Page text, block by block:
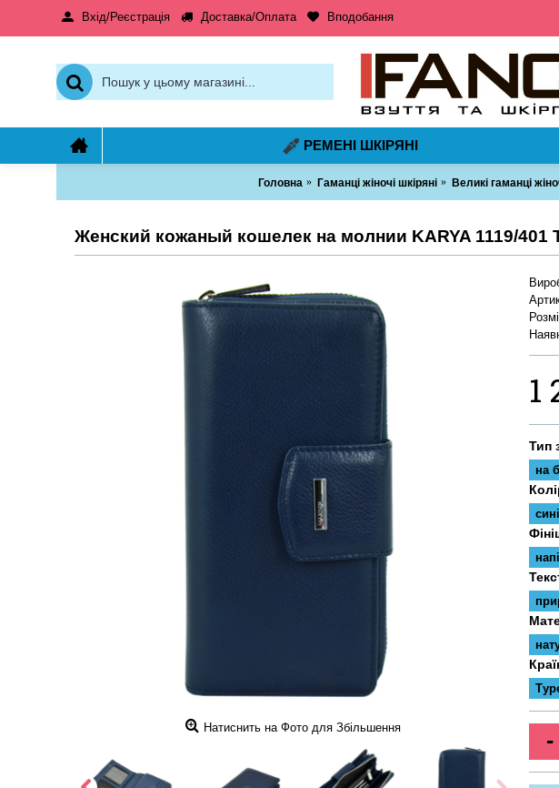
Вхід/Реєстрація Доставка/Оплата Вподобання
РЕМЕНІ ШКІРЯНІ
Головна Гаманці жіночі шкіряні Великі гаманці
Женский кожаный кошелек на молнии KARYA 1119/401
Натиснить на Фото для Збільшення
1
Тип
на
-